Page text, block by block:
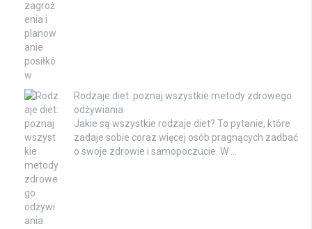
Rodzaje diet: poznaj wszystkie metody zdrowego
odżywiania
Jakie są wszystkie rodzaje diet? To pytanie, które
zadaje sobie coraz więcej osób pragnących zadbać
o swoje zdrowie i samopoczucie. W …